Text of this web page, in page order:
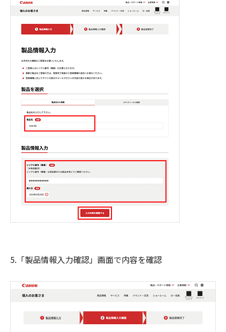
5.「製品情報入力確認」画面で内容を確認